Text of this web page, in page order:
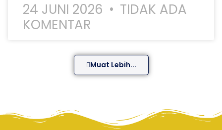
24 JUNI 2026
TIDAK ADA
KOMENTAR
Muat Lebih...